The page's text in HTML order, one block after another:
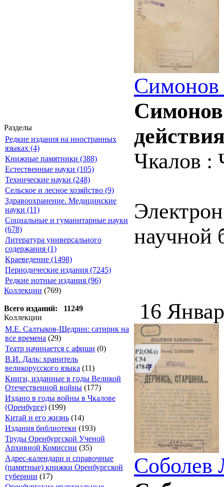
Разделы
Редкие издания на иностранных
языках (4)
Книжные памятники (388)
Естественные науки (105)
Технические науки (248)
Сельское и лесное хозяйство (9)
Здравоохранение. Медицинские
науки (11)
Социальные и гуманитарные науки
(678)
Литература универсального
содержания (1)
Краеведение (1498)
Периодические издания (7245)
Редкие нотные издания (96)
Коллекции (769)
Всего изданий: 11249
Коллекции
М.Е. Салтыков-Щедрин: сатирик на
все времена (29)
Театр начинается с афиши (0)
В.И. Даль: хранитель
великорусского языка (11)
Книги, изданные в годы Великой
Отечественной войны (177)
Издано в годы войны в Чкалове
(Оренбурге) (199)
Китай и его жизнь (14)
Издания библиотеки (193)
Труды Оренбургской Ученой
Архивной Комиссии (35)
Адрес-календари и справочные
(памятные) книжки Оренбургской
губернии (17)
Симонов
Чкалов :
научной
16
Соболев